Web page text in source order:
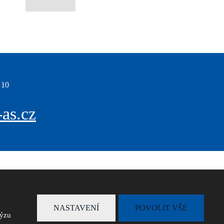
NASTAVENÍ POVOLIT VŠE